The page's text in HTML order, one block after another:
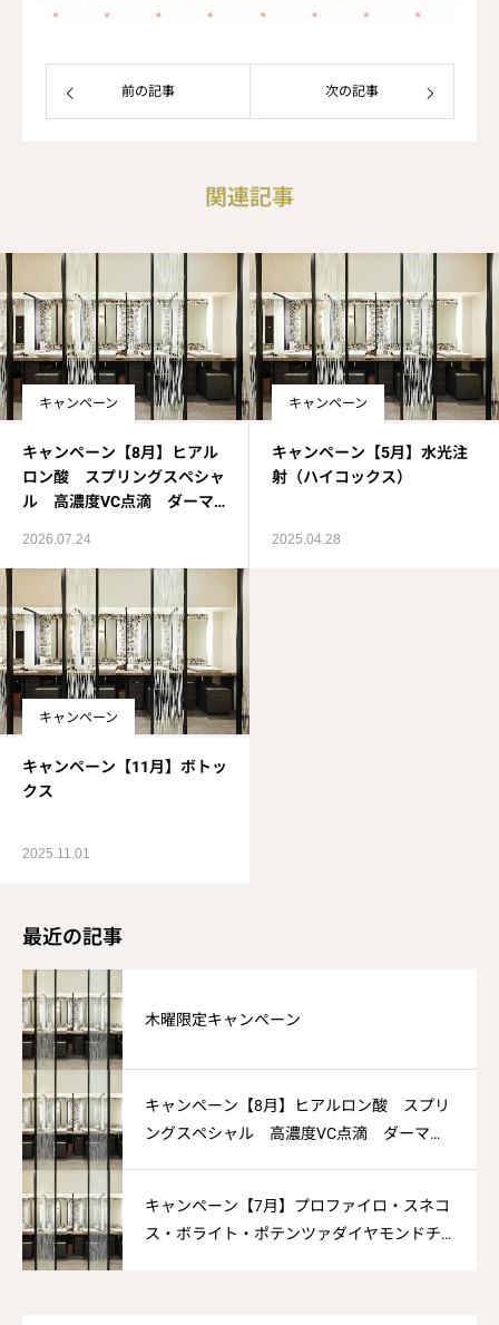
前の記事 次の記事
関連記事
キャンペーン
キャンペーン【8月】ヒアル
ロン酸 スプリングスペシャ
ル 高濃度VC点滴 ダーマ
2026.07.24
キャンペーン
キャンペーン【5月】水光注
射（ハイコックス）
2025.04.28
キャンペーン
キャンペーン【11月】ボトッ
クス
2025.11.01
最近の記事
木曜限定キャンペーン
キャンペーン【8月】ヒアルロン酸 スプリ
ングスペシャル 高濃度VC点滴 ダーマペ
キャンペーン【7月】プロファイロ・スネコ
ス・ボライト・ポテンツァダイヤモンドチ